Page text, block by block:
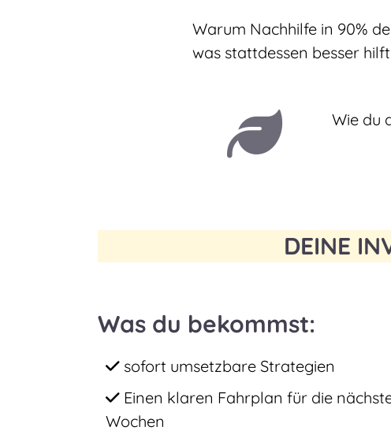
Warum Nachhilfe in 90%
was stattdessen besser hilft
Wie du
DEINE
Was du bekommst:
sofort umsetzbare Strategien
Einen klaren Fahrplan für die
Wochen